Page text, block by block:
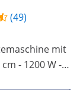
(49)
mit
- 1200 W -
- pink - Royal